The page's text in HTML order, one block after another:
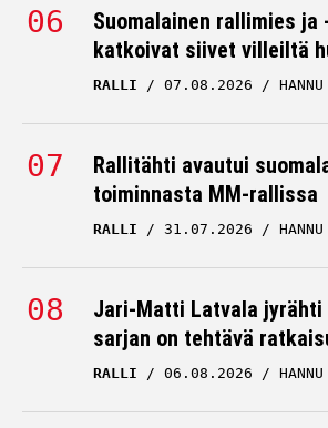
Suomalainen rallimies ja
katkoivat siivet villeiltä
RALLI 07.08.2026
Rallitähti avautui
toiminnasta MM-rallissa
RALLI 31.07.2026
Jari-Matti Latvala jyrähti
sarjan on tehtävä
RALLI 06.08.2026